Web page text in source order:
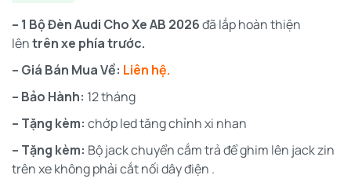
– 1 Bộ Đèn Audi Cho Xe AB 2026đã lắp hoàn thiện
lêntrên xe phía trước.
– Giá Bán Mua Về: Liên hệ.
– Bảo Hành: 12 tháng
– Tặng kèm: chớp led tăng chỉnh xi nhan
– Tặng kèm: Bộ jack chuyển cắm trả để ghim lên jack zin
trên xe không phải cắt nối dây điện .